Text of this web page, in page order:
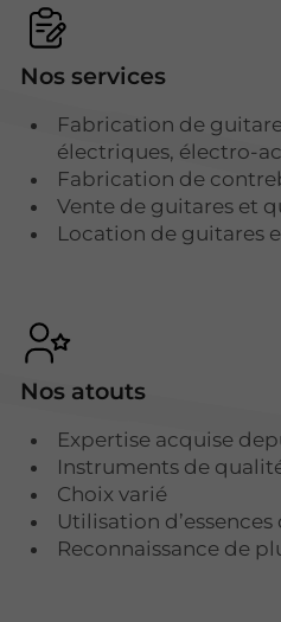
Nos services
Fabrication de
électriques, électro-
Fabrication de
Vente de guitares et
Location de guitares
Nos atouts
Expertise acquise
Instruments de
Choix varié
Utilisation
Reconnaissance de